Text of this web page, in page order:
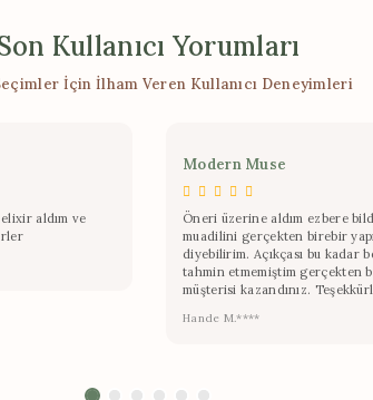
Kullanıcı Yorumları
İçin İlham Veren Kullanıcı Deneyimleri
aldım ve
Modern Muse
Öneri üzerine aldım ezbere
muadilini gerçekten birebir
diyebilirim. Açıkçası bu kadar
tahmin etmemiştim gerçekten
müşterisi kazandınız.
Hande M.****